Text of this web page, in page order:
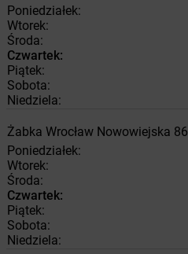
Poniedziałek:
Wtorek:
Środa:
Czwartek:
Piątek:
Sobota:
Niedziela:
Żabka Wrocław Nowowiejska 86
Poniedziałek:
Wtorek:
Środa:
Czwartek:
Piątek:
Sobota:
Niedziela: